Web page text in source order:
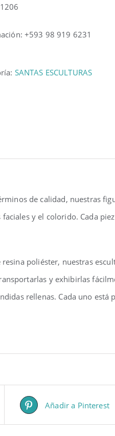
+593 98 919 6231
SANTAS ESCULTURAS
de calidad, nuestras
y el colorido. Cada
poliéster, nuestras
y exhibirlas
rellenas. Cada uno
Añadir a Pinterest